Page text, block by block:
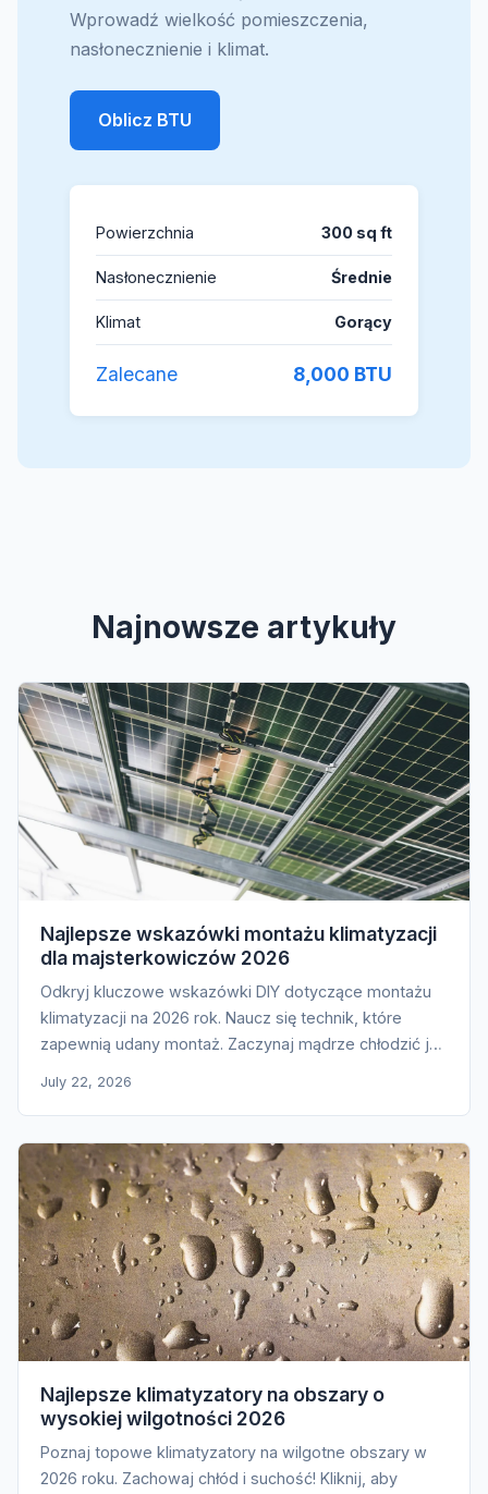
Wprowadź wielkość pomieszczenia,
nasłonecznienie i klimat.
Oblicz BTU
Powierzchnia 300 sq ft
Nasłonecznienie Średnie
Klimat Gorący
Zalecane 8,000 BTU
Najnowsze artykuły
Najlepsze wskazówki montażu klimatyzacji
dla majsterkowiczów 2026
Odkryj kluczowe wskazówki DIY dotyczące montażu
klimatyzacji na 2026 rok. Naucz się technik, które
zapewnią udany montaż. Zaczynaj mądrze chłodzić już
July 22, 2026
Najlepsze klimatyzatory na obszary o
wysokiej wilgotności 2026
Poznaj topowe klimatyzatory na wilgotne obszary w
2026 roku. Zachowaj chłód i suchość! Kliknij, aby